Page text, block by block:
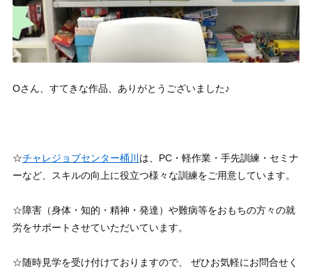
Oさん、すてきな作品、ありがとうございました♪
☆チャレジョブセンター桶川 は、PC・軽作業・手先訓練・セミナ
ーなど、スキルの向上に役立つ様々な訓練をご用意しています。
☆障害（身体・知的・精神・発達）や難病等をおもちの方々の就
労をサポートさせていただいています。
☆随時見学を受け付けておりますので、 ぜひお気軽にお問合せく